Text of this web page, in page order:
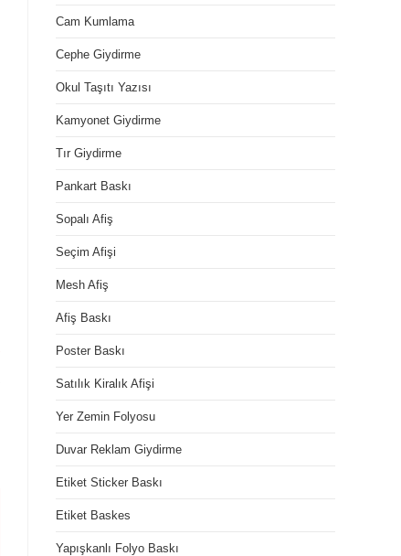
Cam Kumlama
Cephe Giydirme
Okul Taşıtı Yazısı
Kamyonet Giydirme
Tır Giydirme
Pankart Baskı
Sopalı Afiş
Seçim Afişi
Mesh Afiş
Afiş Baskı
Poster Baskı
Satılık Kiralık Afişi
Yer Zemin Folyosu
Duvar Reklam Giydirme
Etiket Sticker Baskı
Etiket Baskes
Yapışkanlı Folyo Baskı